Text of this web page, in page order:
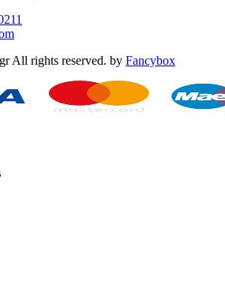
All rights reserved. by Fancybox